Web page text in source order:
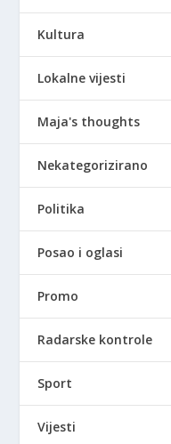
Kultura
Lokalne vijesti
Maja's thoughts
Nekategorizirano
Politika
Posao i oglasi
Promo
Radarske kontrole
Sport
Vijesti